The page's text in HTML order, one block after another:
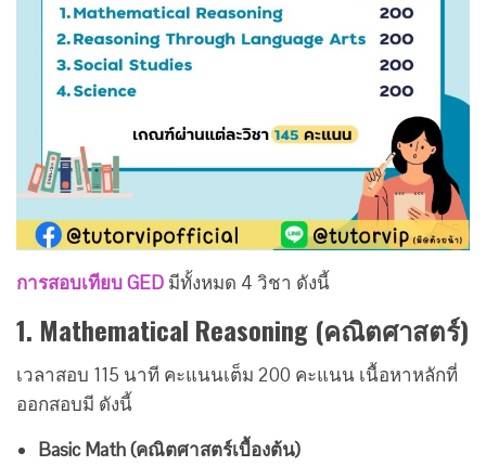
การสอบเทียบ GED มีทั้งหมด 4 วิชา ดังนี้
1. Mathematical Reasoning (คณิตศาสตร์)
เวลาสอบ 115 นาที คะแนนเต็ม 200 คะแนน เนื้อหาหลักที่
ออกสอบมี ดังนี้
Basic Math (คณิตศาสตร์เบื้องต้น)